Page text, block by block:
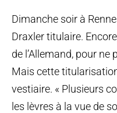
Dimanche soir à
Draxler titulaire.
de l’Allemand, pour ne
Mais cette
vestiaire. « Plusieurs
les lèvres à la vue de